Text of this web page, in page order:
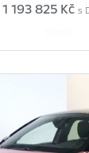
1 193 825 Kč s